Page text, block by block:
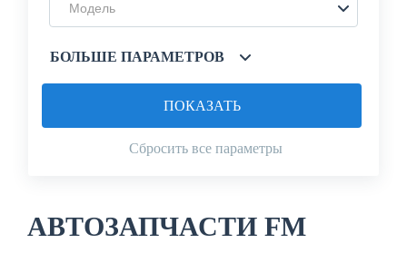
Модель
БОЛЬШЕ ПАРАМЕТРОВ
Сбросить все параметры
ПОКАЗАТЬ
АВТОЗАПЧАСТИ FM